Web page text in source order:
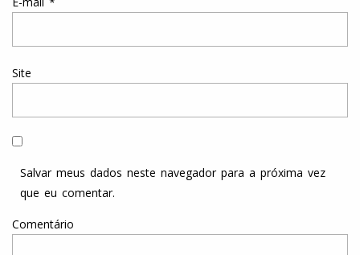
Site
Salvar meus dados neste navegador para a próxima vez
que eu comentar.
Comentário